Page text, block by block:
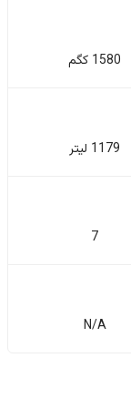
1580 کگم
1179 لیتر
7
N/A